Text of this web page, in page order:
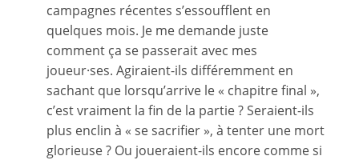
campagnes récentes s’essoufflent en
quelques mois. Je me demande juste
comment ça se passerait avec mes
joueur·ses. Agiraient-ils différemment en
sachant que lorsqu’arrive le « chapitre final »,
c’est vraiment la fin de la partie ? Seraient-ils
plus enclin à « se sacrifier », à tenter une mort
glorieuse ? Ou joueraient-ils encore comme si